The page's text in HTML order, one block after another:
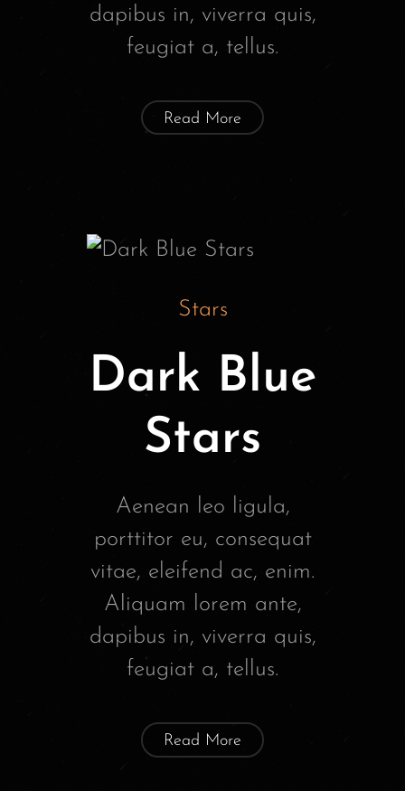
dapibus in, viverra quis,
feugiat a, tellus.
Read More
Stars
Dark Blue
Stars
Aenean leo ligula,
porttitor eu, consequat
vitae, eleifend ac, enim.
Aliquam lorem ante,
dapibus in, viverra quis,
feugiat a, tellus.
Read More